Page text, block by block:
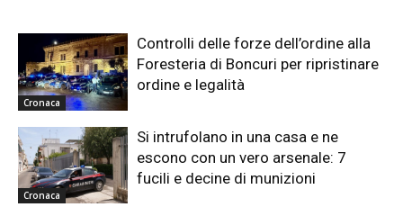
Cronaca
Controlli delle forze dell’ordine alla
Foresteria di Boncuri per ripristinare
ordine e legalità
Cronaca
Si intrufolano in una casa e ne
escono con un vero arsenale: 7
fucili e decine di munizioni